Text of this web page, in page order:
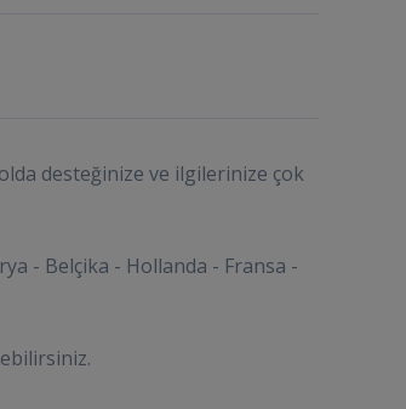
desteğinize ve ilgilerinize çok
- Belçika - Hollanda - Fransa -